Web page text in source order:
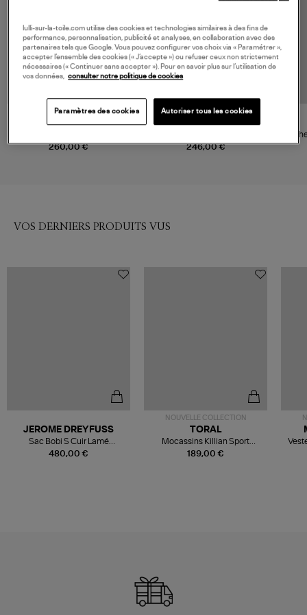
NOUVELLE COLLECTION
260,00 €
JEANNE VOULAND
246,00 €
XIRENA
Blanc
VOS DERNIERS PRODUITS VUS
480,00 €
JEROME DREYFUSS
Sac Bobi S Cuir Lamé
Champagne
NOUVELLE COLLECTION
189,00 €
TORAL
Mocassins Killian Sport
Mousse
lulli-sur-la-toile.com utilise des cookies et technologies similaires à des fins de
performance, personnalisation, publicité et analyses, en collaboration avec des
partenaires tels que Google. Vous pouvez configurer vos choix via « Paramétrer »,
accepter l’ensemble des cookies (« J’accepte ») ou refuser ceux non strictement
nécessaires (« Continuer sans accepter »). Pour en savoir plus sur l’utilisation de
vos données,
consulter notre politique de cookies
Paramètres des cookies Autoriser tous les cookies